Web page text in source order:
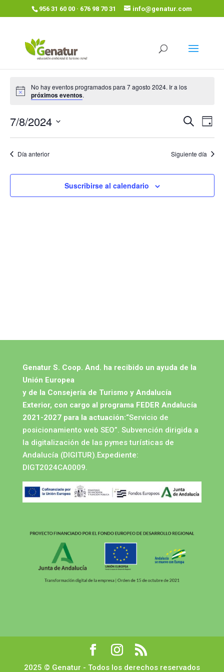
956 31 60 00 · 676 98 70 31 info@genatur.com
No hay eventos programados para 7 agosto 2024. Ir a los
próximos eventos.
y
vistas
Eventos
Buscar
de
de
Día
7/8/2024
Día anterior Siguiente día
Suscribirse al calendario
Genatur S. Coop. And. ha recibido un ayuda de la
Unión Europea
y de la Consejería de Turismo y Andalucía
Exterior, con cargo al programa FEDER Andalucía
2021-2027 para la actuación:“Servicio de
posicionamiento web SEO”. Subvención dirigida a
la digitalización de las pymes turísticas de
Andalucía (DIGITUR).Expediente:
DIGT2024CA0009.
2025 © Genatur - Todos los derechos reservados